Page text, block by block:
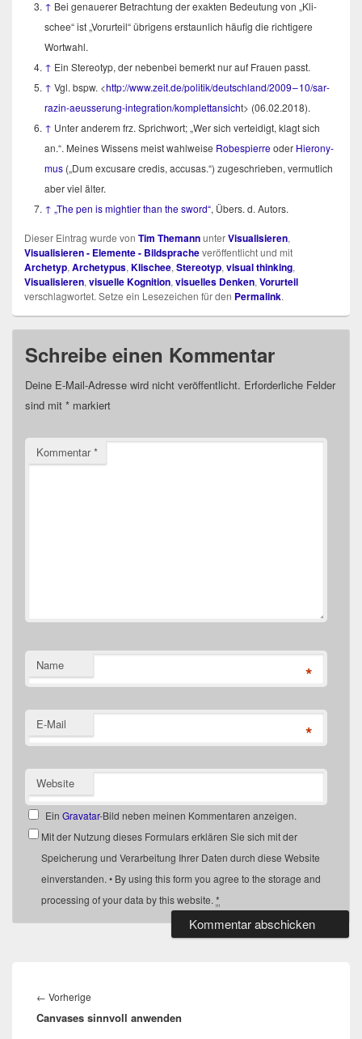
↑ Bei genaue­rer Betrach­tung der exak­ten Bedeu­tung von „Kli­
schee“ ist „Vor­ur­teil“ übri­gens erstaun­lich häu­fig die rich­ti­ge­re
Wortwahl.
↑ Ein Ste­reo­typ, der neben­bei bemerkt nur auf Frau­en passt.
↑ Vgl. bspw. <http://​www​.zeit​.de/​p​o​l​i​t​i​k​/​d​e​u​t​s​c​hland/2009 – 10/s­ar­
ra­zin-aeus­se­rung-inte­gra­ti­on/­kom­plett­an­sicht> (06.02.2018).
↑ Unter ande­rem frz. Sprich­wort; „Wer sich ver­tei­digt, klagt sich
an.“. Mei­nes Wis­sens meist wahl­wei­se Robes­pierreoder Hie­ro­ny­
mus („Dum excusa­re cre­dis, accu­sas.“) zuge­schrie­ben, ver­mut­lich
aber viel älter.
↑ „The pen is might­ier than the sword“, Übers. d. Autors.
Dieser Eintrag wurde von Tim ThemannunterVisualisieren,
Visualisieren - Elemente - Bildspracheveröffentlicht und mit
Archetyp, Archetypus, Klischee, Stereotyp, visual thinking,
Visualisieren, visuelle Kognition, visuelles Denken, Vorurteil
verschlagwortet. Setze ein Lesezeichen für den Permalink.
Schreibe einen Kommentar
Deine E-Mail-Adresse wird nicht veröffentlicht. Erforderliche Felder
sind mit * markiert
Kommentar*
Name *
E-Mail *
Website
EinGravatar-Bild neben meinen Kommentaren anzeigen.
Mit der Nutzung dieses Formulars erklären Sie sich mit der
Speicherung und Verarbeitung Ihrer Daten durch diese Website
einverstanden. • By using this form you agree to the storage and
processing of your data by this website. *
← Vorherige
Beitrag:
Canvases sinnvoll anwenden